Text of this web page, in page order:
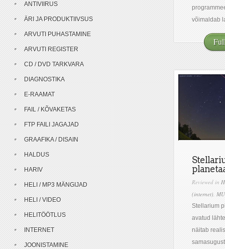
võimaldab
Reviewed in
(internet),
Stellarium
avatud
näitab
ANTIVIIRUS
ÄRI JA PRODUKTIIVSUS
ARVUTI PUHASTAMINE
ARVUTI REGISTER
CD / DVD TARKVARA
DIAGNOSTIKA
E-RAAMAT
FAIL / KÕVAKETAS
FTP FAILI JAGAJAD
GRAAFIKA / DISAIN
HALDUS
HARIV
HELI / MP3 MÄNGIJAD
HELI / VIDEO
HELITÖÖTLUS
INTERNET
JOONISTAMINE